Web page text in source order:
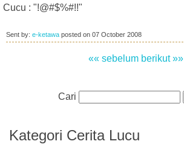
Cucu : "!@#$%#!!"
Sent by: e-ketawa posted on 07 October 2008
«« sebelum berikut »»
Cari
Kategori Cerita Lucu